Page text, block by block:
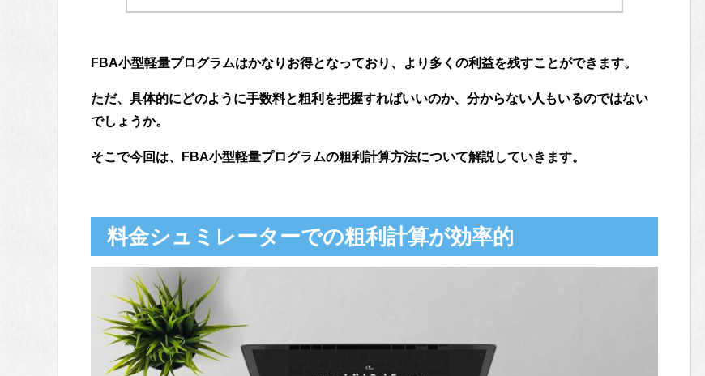
FBA小型軽量プログラムはかなりお得となっており、より多くの利益を残すことができます。
ただ、具体的にどのように手数料と粗利を把握すればいいのか、分からない人もいるのではない
でしょうか。
そこで今回は、FBA小型軽量プログラムの粗利計算方法について解説していきます。
料金シュミレーターでの粗利計算が効率的